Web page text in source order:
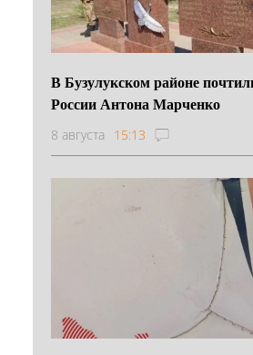
В Бузулукском районе
России Антона Марченко
8 августа 15:13